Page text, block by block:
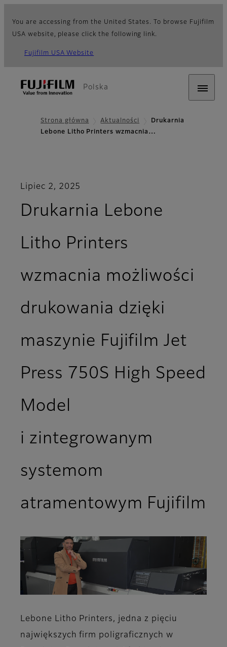
You are accessing from the United States. To browse Fujifilm
USA website, please click the following link.
Fujifilm USA Website
Polska
Strona główna Aktualności
Drukarnia
Lebone Litho Printers wzmacnia…
Lipiec 2, 2025
Drukarnia Lebone
Litho Printers
wzmacnia możliwości
drukowania dzięki
maszynie Fujifilm Jet
Press 750S High Speed
Model
i zintegrowanym
systemom
atramentowym Fujifilm
Lebone Litho Printers, jedna z pięciu
największych firm poligraficznych w